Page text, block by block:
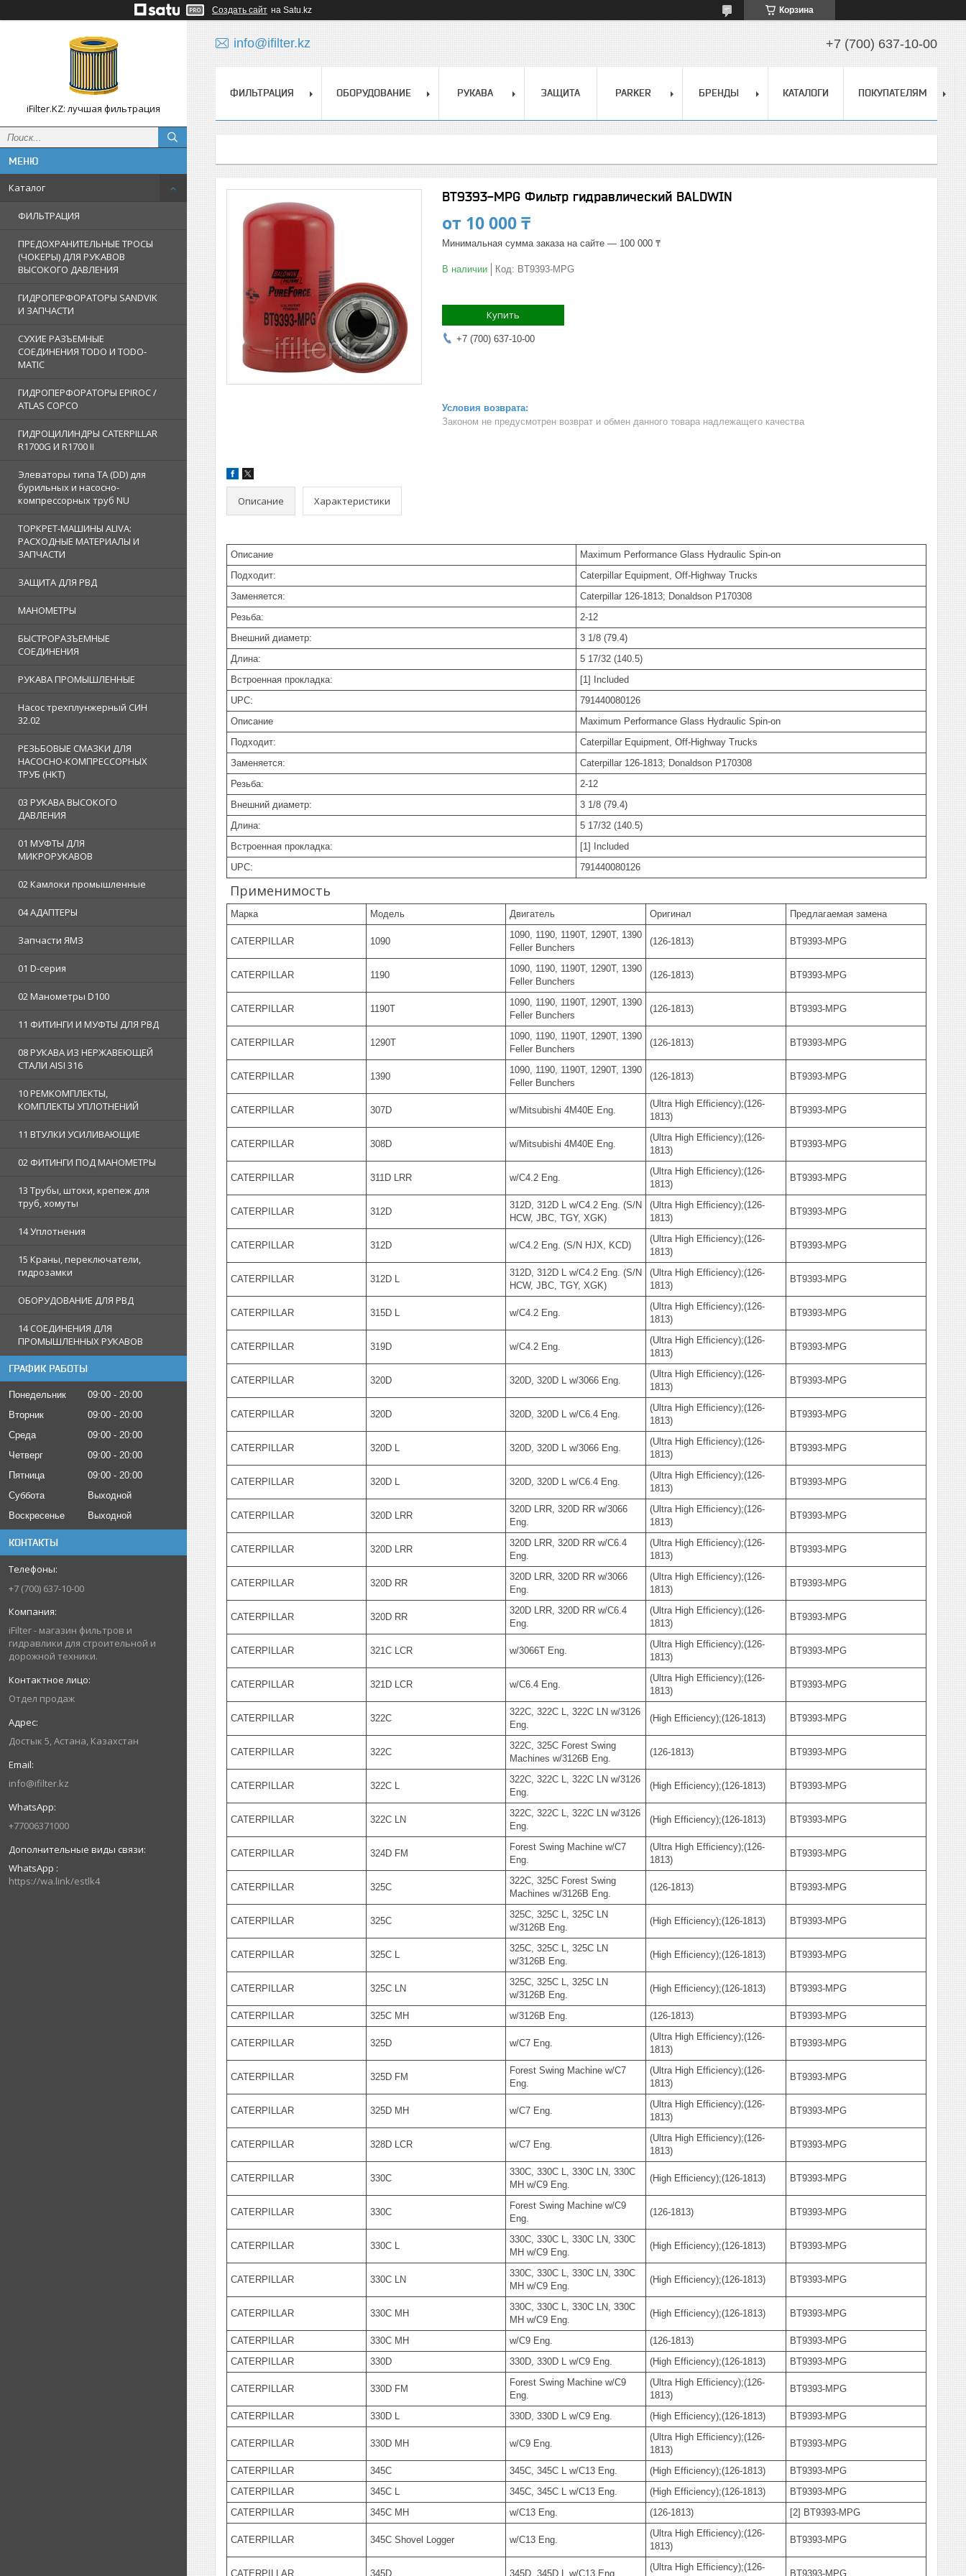
Создать сайт на Satu.kz Корзина
iFilter.KZ: лучшая фильтрация
Каталог
ФИЛЬТРАЦИЯ
ПРЕДОХРАНИТЕЛЬНЫЕ ТРОСЫ
(ЧОКЕРЫ) ДЛЯ РУКАВОВ
ВЫСОКОГО ДАВЛЕНИЯ
ГИДРОПЕРФОРАТОРЫ SANDVIK
И ЗАПЧАСТИ
СУХИЕ РАЗЪЕМНЫЕ
СОЕДИНЕНИЯ TODO И TODO-
MATIC
ГИДРОПЕРФОРАТОРЫ EPIROC /
ATLAS COPCO
ГИДРОЦИЛИНДРЫ CATERPILLAR
R1700G И R1700 II
Элеваторы типа TA (DD) для
бурильных и насосно-
компрессорных труб NU
ТОРКРЕТ-МАШИНЫ ALIVA:
РАСХОДНЫЕ МАТЕРИАЛЫ И
ЗАПЧАСТИ
ЗАЩИТА ДЛЯ РВД
МАНОМЕТРЫ
БЫСТРОРАЗЪЕМНЫЕ
СОЕДИНЕНИЯ
РУКАВА ПРОМЫШЛЕННЫЕ
Насос трехплунжерный СИН
32.02
РЕЗЬБОВЫЕ СМАЗКИ ДЛЯ
НАСОСНО-КОМПРЕССОРНЫХ
ТРУБ (НКТ)
03 РУКАВА ВЫСОКОГО
ДАВЛЕНИЯ
01 МУФТЫ ДЛЯ
МИКРОРУКАВОВ
02 Камлоки промышленные
04 АДАПТЕРЫ
Запчасти ЯМЗ
01 D-серия
02 Манометры D100
11 ФИТИНГИ И МУФТЫ ДЛЯ РВД
08 РУКАВА ИЗ НЕРЖАВЕЮЩЕЙ
СТАЛИ AISI 316
10 РЕМКОМПЛЕКТЫ,
КОМПЛЕКТЫ УПЛОТНЕНИЙ
11 ВТУЛКИ УСИЛИВАЮЩИЕ
02 ФИТИНГИ ПОД МАНОМЕТРЫ
13 Трубы, штоки, крепеж для
труб, хомуты
14 Уплотнения
15 Краны, переключатели,
гидрозамки
ОБОРУДОВАНИЕ ДЛЯ РВД
14 СОЕДИНЕНИЯ ДЛЯ
ПРОМЫШЛЕННЫХ РУКАВОВ
ГРАФИК РАБОТЫ
Понедельник 09:00
20:00
Вторник
09:00
20:00
Среда
09:00
20:00
Четверг
09:00
20:00
Пятница
09:00
20:00
Суббота
Выходной
Воскресенье
Выходной
КОНТАКТЫ
+7 (700) 637-10-00
iFilter - магазин фильтров и
гидравлики для строительной и
дорожной техники.
Отдел продаж
Достык 5, Астана, Казахстан
info@ifilter.kz
+77006371000
WhatsApp
https://wa.link/estlk4
info@ifilter.kz +7 (700) 637-10-00
ФИЛЬТРАЦИЯ ОБОРУДОВАНИЕ РУКАВА ЗАЩИТА PARKER БРЕНДЫ КАТАЛОГИ ПОКУПАТЕЛЯМ
BT9393-MPG Фильтр гидравлический BALDWIN
от 10 000 ₸
Минимальная сумма заказа на сайте — 100 000 ₸
В наличии Код: BT9393-MPG
Купить
+7 (700) 637-10-00
Законом не предусмотрен возврат и обмен данного товара надлежащего качества
Описание Характеристики
Описание
Maximum Performance Glass Hydraulic Spin-on
Подходит:
Caterpillar Equipment, Off-Highway Trucks
Заменяется:
Caterpillar 126-1813; Donaldson P170308
Резьба:
2-12
Внешний диаметр:
3 1/8 (79.4)
Длина:
5 17/32 (140.5)
Встроенная прокладка:
[1] Included
UPC:
791440080126
Описание
Maximum Performance Glass Hydraulic Spin-on
Подходит:
Caterpillar Equipment, Off-Highway Trucks
Заменяется:
Caterpillar 126-1813; Donaldson P170308
Резьба:
2-12
Внешний диаметр:
3 1/8 (79.4)
Длина:
5 17/32 (140.5)
Встроенная прокладка:
[1] Included
UPC:
791440080126
Применимость
Марка Модель Двигатель Оригинал Предлагаемая замена
CATERPILLAR 1090
1090, 1190, 1190T, 1290T, 1390
Feller Bunchers
(126-1813) BT9393-MPG
CATERPILLAR 1190
1090, 1190, 1190T, 1290T, 1390
Feller Bunchers
(126-1813) BT9393-MPG
CATERPILLAR 1190T
1090, 1190, 1190T, 1290T, 1390
Feller Bunchers
(126-1813) BT9393-MPG
CATERPILLAR 1290T
1090, 1190, 1190T, 1290T, 1390
Feller Bunchers
(126-1813) BT9393-MPG
CATERPILLAR 1390
1090, 1190, 1190T, 1290T, 1390
Feller Bunchers
(126-1813) BT9393-MPG
CATERPILLAR 307D w/Mitsubishi 4M40E Eng.
(Ultra High Efficiency);(126-
1813)
BT9393-MPG
CATERPILLAR 308D w/Mitsubishi 4M40E Eng.
(Ultra High Efficiency);(126-
1813)
BT9393-MPG
CATERPILLAR 311D LRR w/C4.2 Eng.
(Ultra High Efficiency);(126-
1813)
BT9393-MPG
CATERPILLAR 312D
312D, 312D L w/C4.2 Eng. (S/N
HCW, JBC, TGY, XGK)
(Ultra High Efficiency);(126-
1813)
BT9393-MPG
CATERPILLAR 312D w/C4.2 Eng. (S/N HJX, KCD)
(Ultra High Efficiency);(126-
1813)
BT9393-MPG
CATERPILLAR 312D L
312D, 312D L w/C4.2 Eng. (S/N
HCW, JBC, TGY, XGK)
(Ultra High Efficiency);(126-
1813)
BT9393-MPG
CATERPILLAR 315D L w/C4.2 Eng.
(Ultra High Efficiency);(126-
1813)
BT9393-MPG
CATERPILLAR 319D w/C4.2 Eng.
(Ultra High Efficiency);(126-
1813)
BT9393-MPG
CATERPILLAR 320D 320D, 320D L w/3066 Eng.
(Ultra High Efficiency);(126-
1813)
BT9393-MPG
CATERPILLAR 320D 320D, 320D L w/C6.4 Eng.
(Ultra High Efficiency);(126-
1813)
BT9393-MPG
CATERPILLAR 320D L 320D, 320D L w/3066 Eng.
(Ultra High Efficiency);(126-
1813)
BT9393-MPG
CATERPILLAR 320D L 320D, 320D L w/C6.4 Eng.
(Ultra High Efficiency);(126-
1813)
BT9393-MPG
CATERPILLAR 320D LRR
320D LRR, 320D RR w/3066
Eng.
(Ultra High Efficiency);(126-
1813)
BT9393-MPG
CATERPILLAR 320D LRR
320D LRR, 320D RR w/C6.4
Eng.
(Ultra High Efficiency);(126-
1813)
BT9393-MPG
CATERPILLAR 320D RR
320D LRR, 320D RR w/3066
Eng.
(Ultra High Efficiency);(126-
1813)
BT9393-MPG
CATERPILLAR 320D RR
320D LRR, 320D RR w/C6.4
Eng.
(Ultra High Efficiency);(126-
1813)
BT9393-MPG
CATERPILLAR 321C LCR w/3066T Eng.
(Ultra High Efficiency);(126-
1813)
BT9393-MPG
CATERPILLAR 321D LCR w/C6.4 Eng.
(Ultra High Efficiency);(126-
1813)
BT9393-MPG
CATERPILLAR 322C
322C, 322C L, 322C LN w/3126
Eng.
(High Efficiency);(126-1813) BT9393-MPG
CATERPILLAR 322C
322C, 325C Forest Swing
Machines w/3126B Eng.
(126-1813) BT9393-MPG
CATERPILLAR 322C L
322C, 322C L, 322C LN w/3126
Eng.
(High Efficiency);(126-1813) BT9393-MPG
CATERPILLAR 322C LN
322C, 322C L, 322C LN w/3126
Eng.
(High Efficiency);(126-1813) BT9393-MPG
CATERPILLAR 324D FM
Forest Swing Machine w/C7
Eng.
(Ultra High Efficiency);(126-
1813)
BT9393-MPG
CATERPILLAR 325C
322C, 325C Forest Swing
Machines w/3126B Eng.
(126-1813) BT9393-MPG
CATERPILLAR 325C
325C, 325C L, 325C LN
w/3126B Eng.
(High Efficiency);(126-1813) BT9393-MPG
CATERPILLAR 325C L
325C, 325C L, 325C LN
w/3126B Eng.
(High Efficiency);(126-1813) BT9393-MPG
CATERPILLAR 325C LN
325C, 325C L, 325C LN
w/3126B Eng.
(High Efficiency);(126-1813) BT9393-MPG
CATERPILLAR 325C MH w/3126B Eng. (126-1813) BT9393-MPG
CATERPILLAR 325D w/C7 Eng.
(Ultra High Efficiency);(126-
1813)
BT9393-MPG
CATERPILLAR 325D FM
Forest Swing Machine w/C7
Eng.
(Ultra High Efficiency);(126-
1813)
BT9393-MPG
CATERPILLAR 325D MH w/C7 Eng.
(Ultra High Efficiency);(126-
1813)
BT9393-MPG
CATERPILLAR 328D LCR w/C7 Eng.
(Ultra High Efficiency);(126-
1813)
BT9393-MPG
CATERPILLAR 330C
330C, 330C L, 330C LN, 330C
MH w/C9 Eng.
(High Efficiency);(126-1813) BT9393-MPG
CATERPILLAR 330C
Forest Swing Machine w/C9
Eng.
(126-1813) BT9393-MPG
CATERPILLAR 330C L
330C, 330C L, 330C LN, 330C
MH w/C9 Eng.
(High Efficiency);(126-1813) BT9393-MPG
CATERPILLAR 330C LN
330C, 330C L, 330C LN, 330C
MH w/C9 Eng.
(High Efficiency);(126-1813) BT9393-MPG
CATERPILLAR 330C MH
330C, 330C L, 330C LN, 330C
MH w/C9 Eng.
(High Efficiency);(126-1813) BT9393-MPG
CATERPILLAR 330C MH w/C9 Eng. (126-1813)
BT9393-MPG
CATERPILLAR
330D 330D, 330D L w/C9 Eng. (High Efficiency);(126-1813) BT9393-MPG
CATERPILLAR 330D FM
Forest Swing Machine w/C9
Eng.
(Ultra High Efficiency);(126-
1813)
BT9393-MPG
CATERPILLAR 330D L 330D, 330D L w/C9 Eng. (High Efficiency);(126-1813) BT9393-MPG
CATERPILLAR 330D MH w/C9 Eng.
(Ultra High Efficiency);(126-
1813)
BT9393-MPG
CATERPILLAR 345C 345C, 345C L w/C13 Eng. (High Efficiency);(126-1813)
BT9393-MPG
CATERPILLAR
345C L 345C, 345C L w/C13 Eng. (High Efficiency);(126-1813)
BT9393-MPG
CATERPILLAR
345C MH w/C13 Eng. (126-1813) [2] BT9393-MPG
CATERPILLAR 345C Shovel Logger w/C13 Eng.
(Ultra High Efficiency);(126-
1813)
BT9393-MPG
CATERPILLAR 345D 345D, 345D L w/C13 Eng.
(Ultra High Efficiency);(126-
BT9393-MPG